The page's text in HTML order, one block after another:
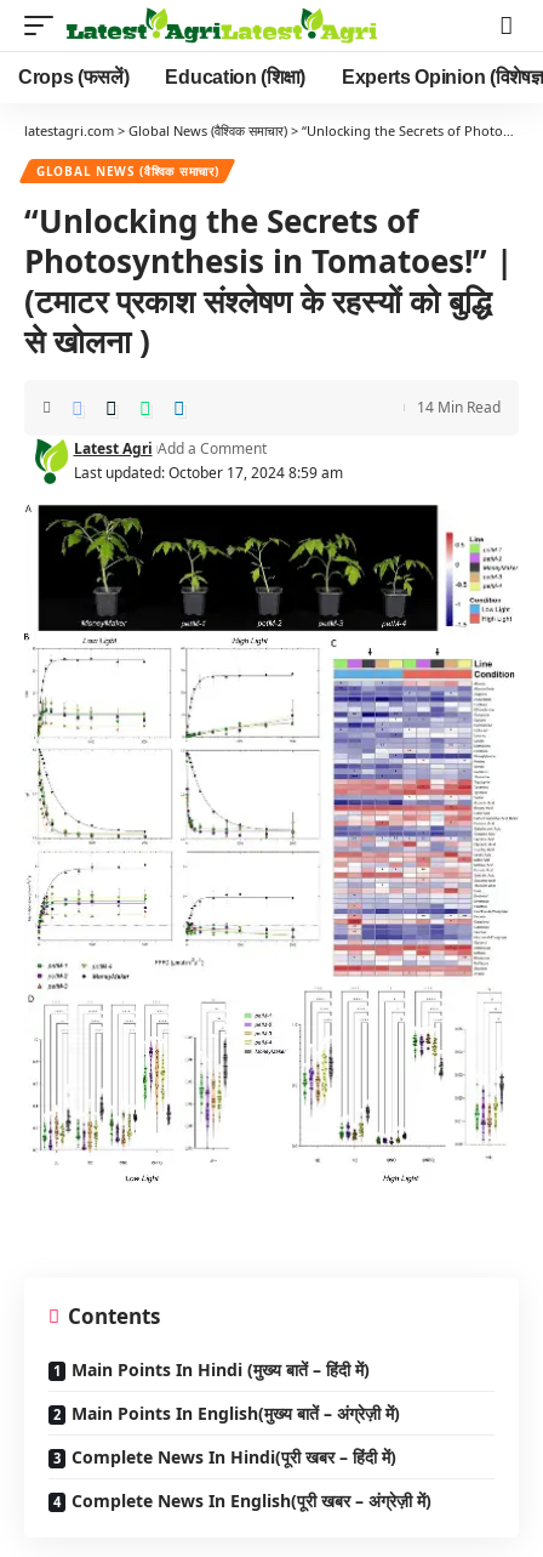
Crops (फसलें) Education (शिक्षा) Experts Opinion (विशेषज्ञ
latestagri.com > Global News (वैश्विक समाचार) > “Unlocking the Secrets of Photosynthesis in Tomatoes!” | (टमाटर प्रकाश संश्लेषण के रहस्यों को बुद्धि से खोलना )
GLOBAL NEWS (वैश्विक समाचार)
“Unlocking the Secrets of
Photosynthesis in Tomatoes!” |
(टमाटर प्रकाश संश्लेषण के रहस्यों को बुद्धि
से खोलना )
Last updated: October 17, 2024 8:59 am
Latest Agri Add a Comment
14 Min Read
Contents
Main Points In Hindi (मुख्य बातें – हिंदी में)
Main Points In English(मुख्य बातें – अंग्रेज़ी में)
Complete News In Hindi(पूरी खबर – हिंदी में)
Complete News In English(पूरी खबर – अंग्रेज़ी में)